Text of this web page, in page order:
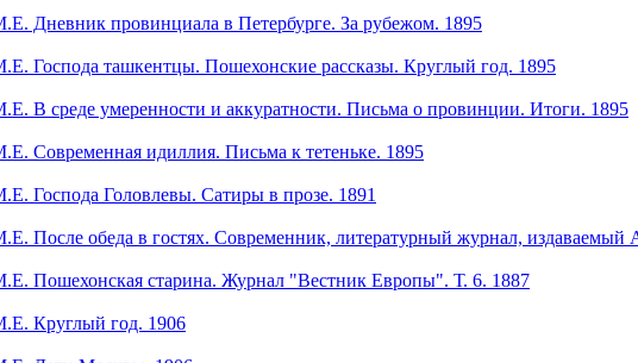
Дневник провинциала в Петербурге. За рубежом. 1895
Господа ташкентцы. Пошехонские рассказы. Круглый год. 1895
В среде умеренности и аккуратности. Письма о провинции. Итоги. 1895
Современная идиллия. Письма к тетеньке. 1895
Господа Головлевы. Сатиры в прозе. 1891
После обеда в гостях. Современник, литературный журнал,
Пошехонская старина. Журнал "Вестник Европы". Т. 6. 1887
Круглый год. 1906